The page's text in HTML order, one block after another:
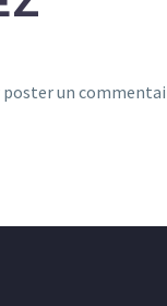
poster un